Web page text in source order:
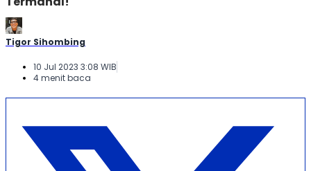
Tigor Sihombing
10 Jul 2023 3:08 WIB
4 menit baca